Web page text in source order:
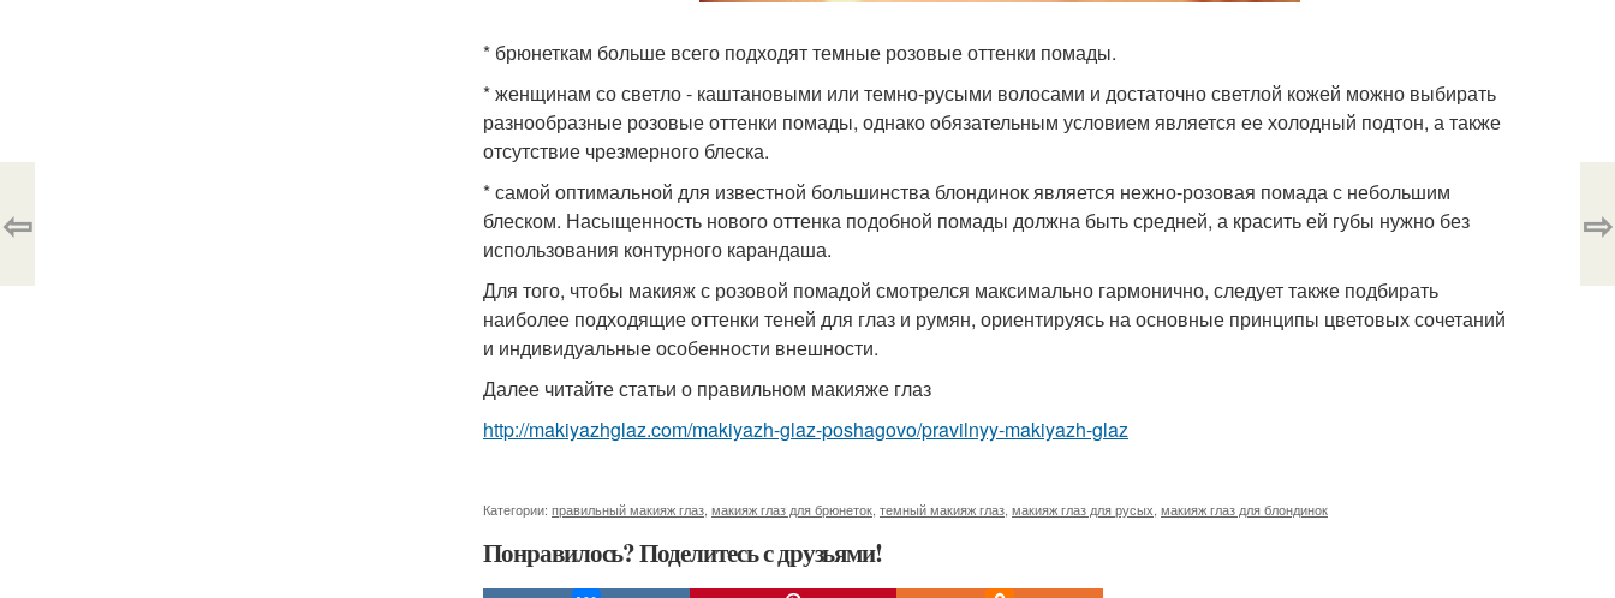
* брюнеткам больше всего подходят темные розовые оттенки помады.
* женщинам со светло - каштановыми или темно-русыми волосами и достаточно светлой кожей можно выбирать
разнообразные розовые оттенки помады, однако обязательным условием является ее холодный подтон, а также
отсутствие чрезмерного блеска.
* самой оптимальной для известной большинства блондинок является нежно-розовая помада с небольшим
блеском. Насыщенность нового оттенка подобной помады должна быть средней, а красить ей губы нужно без
использования контурного карандаша.
Для того, чтобы макияж с розовой помадой смотрелся максимально гармонично, следует также подбирать
наиболее подходящие оттенки теней для глаз и румян, ориентируясь на основные принципы цветовых сочетаний
и индивидуальные особенности внешности.
Далее читайте статьи о правильном макияже глаз
http://makiyazhglaz.com/makiyazh-glaz-poshagovo/pravilnyy-makiyazh-glaz
Категории: правильный макияж глаз макияж глаз для брюнеток темный макияж глаз макияж глаз для русых макияж глаз для блондинок
Понравилось? Поделитесь с друзьями!
⇦ ⇨